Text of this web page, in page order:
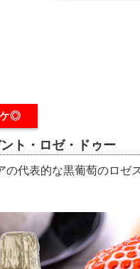
ケ◎
ト・ロゼ・ドゥー
の代表的な黒葡萄のロゼ